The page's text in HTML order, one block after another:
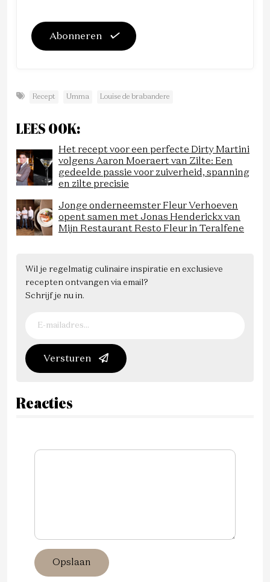
Abonneren
Recept Umma Louise de brabandere
LEES OOK:
Het recept voor een perfecte Dirty Martini
volgens Aaron Moeraert van Zilte: Een
gedeelde passie voor zuiverheid, spanning
en zilte precisie
Jonge onderneemster Fleur Verhoeven
opent samen met Jonas Henderickx van
Mijn Restaurant Resto Fleur in Teralfene
Wil je regelmatig culinaire inspiratie en exclusieve
recepten ontvangen via email?
Schrijf je nu in.
Versturen
Reacties
Opslaan